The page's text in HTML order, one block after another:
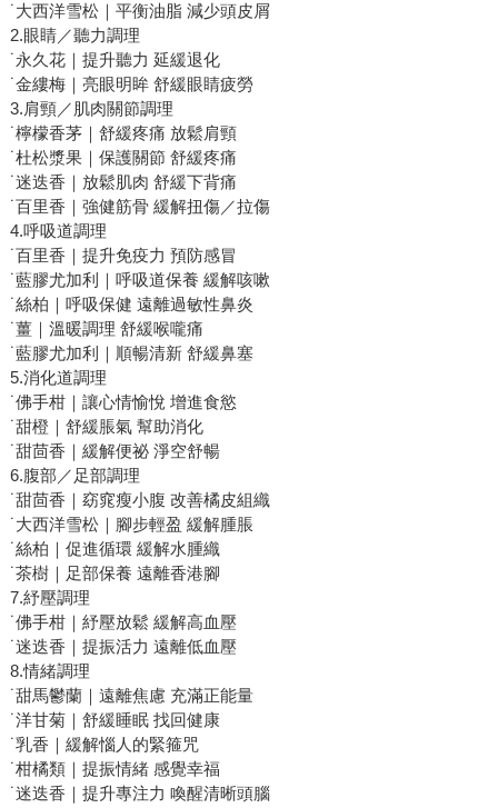
˙大西洋雪松｜平衡油脂 減少頭皮屑
2.眼睛／聽力調理
˙永久花｜提升聽力 延緩退化
˙金縷梅｜亮眼明眸 舒緩眼睛疲勞
3.肩頸／肌肉關節調理
˙檸檬香茅｜舒緩疼痛 放鬆肩頸
˙杜松漿果｜保護關節 舒緩疼痛
˙迷迭香｜放鬆肌肉 舒緩下背痛
˙百里香｜強健筋骨 緩解扭傷／拉傷
4.呼吸道調理
˙百里香｜提升免疫力 預防感冒
˙藍膠尤加利｜呼吸道保養 緩解咳嗽
˙絲柏｜呼吸保健 遠離過敏性鼻炎
˙薑｜溫暖調理 舒緩喉嚨痛
˙藍膠尤加利｜順暢清新 舒緩鼻塞
5.消化道調理
˙佛手柑｜讓心情愉悅 增進食慾
˙甜橙｜舒緩脹氣 幫助消化
˙甜茴香｜緩解便祕 淨空舒暢
6.腹部／足部調理
˙甜茴香｜窈窕瘦小腹 改善橘皮組織
˙大西洋雪松｜腳步輕盈 緩解腫脹
˙絲柏｜促進循環 緩解水腫織
˙茶樹｜足部保養 遠離香港腳
7.紓壓調理
˙佛手柑｜紓壓放鬆 緩解高血壓
˙迷迭香｜提振活力 遠離低血壓
8.情緒調理
˙甜馬鬱蘭｜遠離焦慮 充滿正能量
˙洋甘菊｜舒緩睡眠 找回健康
˙乳香｜緩解惱人的緊箍咒
˙柑橘類｜提振情緒 感覺幸福
˙迷迭香｜提升專注力 喚醒清晰頭腦